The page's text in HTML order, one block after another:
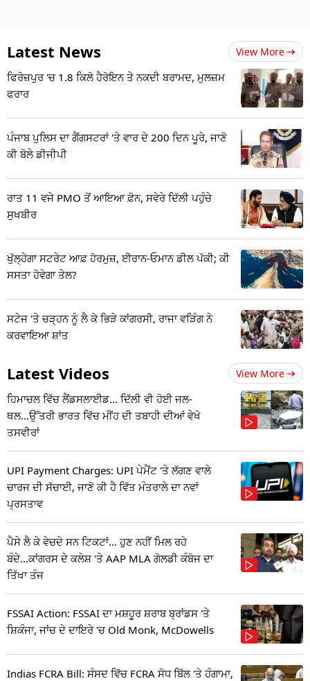
Latest News View More
ਫਿਰੋਜ਼ਪੁਰ 'ਚ 1.8 ਕਿਲੋ ਹੈਰੋਇਨ ਤੇ ਨਕਦੀ ਬਰਾਮਦ, ਮੁਲਜ਼ਮ
ਫਰਾਰ
ਪੰਜਾਬ ਪੁਲਿਸ ਦਾ ਗੈਂਗਸਟਰਾਂ 'ਤੇ ਵਾਰ ਦੇ 200 ਦਿਨ ਪੂਰੇ, ਜਾਣੋ
ਕੀ ਬੋਲੇ ਡੀਜੀਪੀ
ਰਾਤ 11 ਵਜੇ PMO ਤੋਂ ਆਇਆ ਫ਼ੋਨ, ਸਵੇਰੇ ਦਿੱਲੀ ਪਹੁੰਚੇ
ਸੁਖਬੀਰ
ਖੁੱਲ੍ਹੇਗਾ ਸਟਰੇਟ ਆਫ਼ ਹੋਰਮੁਜ਼, ਈਰਾਨ-ਓਮਾਨ ਡੀਲ ਪੱਕੀ; ਕੀ
ਸਸਤਾ ਹੋਵੇਗਾ ਤੇਲ?
ਸਟੇਜ 'ਤੇ ਚੜ੍ਹਨ ਨੂੰ ਲੈ ਕੇ ਭਿੜੇ ਕਾਂਗਰਸੀ, ਰਾਜਾ ਵੜਿੰਗ ਨੇ
ਕਰਵਾਇਆ ਸ਼ਾਂਤ
Latest Videos View More
ਹਿਮਾਚਲ ਵਿੱਚ ਲੈਂਡਸਲਾਈਡ... ਦਿੱਲੀ ਵੀ ਹੋਈ ਜਲ-
ਥਲ...ਉੱਤਰੀ ਭਾਰਤ ਵਿੱਚ ਮੀਂਹ ਦੀ ਤਬਾਹੀ ਦੀਆਂ ਵੇਖੋ
ਤਸਵੀਰਾਂ
UPI Payment Charges: UPI ਪੇਮੈਂਟ 'ਤੇ ਲੱਗਣ ਵਾਲੇ
ਚਾਰਜ ਦੀ ਸੱਚਾਈ, ਜਾਣੋ ਕੀ ਹੈ ਵਿੱਤ ਮੰਤਰਾਲੇ ਦਾ ਨਵਾਂ
ਪ੍ਰਸਤਾਵ
ਪੈਸੇ ਲੈ ਕੇ ਵੇਚਦੇ ਸਨ ਟਿਕਟਾਂ... ਹੁਣ ਨਹੀਂ ਮਿਲ ਰਹੇ
ਬੰਦੇ...ਕਾਂਗਰਸ ਦੇ ਕਲੇਸ਼ 'ਤੇ AAP MLA ਗੋਲਡੀ ਕੰਬੋਜ ਦਾ
ਤਿੱਖਾ ਤੰਜ
FSSAI Action: FSSAI ਦਾ ਮਸ਼ਹੂਰ ਸ਼ਰਾਬ ਬ੍ਰਾਂਡਸ 'ਤੇ
ਸ਼ਿਕੰਜਾ, ਜਾਂਚ ਦੇ ਦਾਇਰੇ 'ਚ Old Monk, McDowells
Indias FCRA Bill: ਸੰਸਦ ਵਿੱਚ FCRA ਸੋਧ ਬਿੱਲ 'ਤੇ ਹੰਗਾਮਾ,